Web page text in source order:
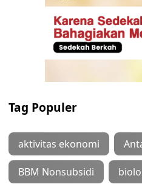
Tag Populer
aktivitas ekonomi
BBM Nonsubsidi